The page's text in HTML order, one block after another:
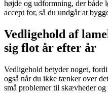
højde og udformning, der både
accept for, så du undgår at
Vedligehold af
sig flot år efter år
Vedligehold betyder noget,
også når du ikke tænker over
små problemer til skævheder